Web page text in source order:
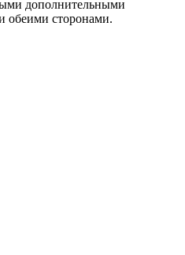
дополнительными
обеими сторонами.